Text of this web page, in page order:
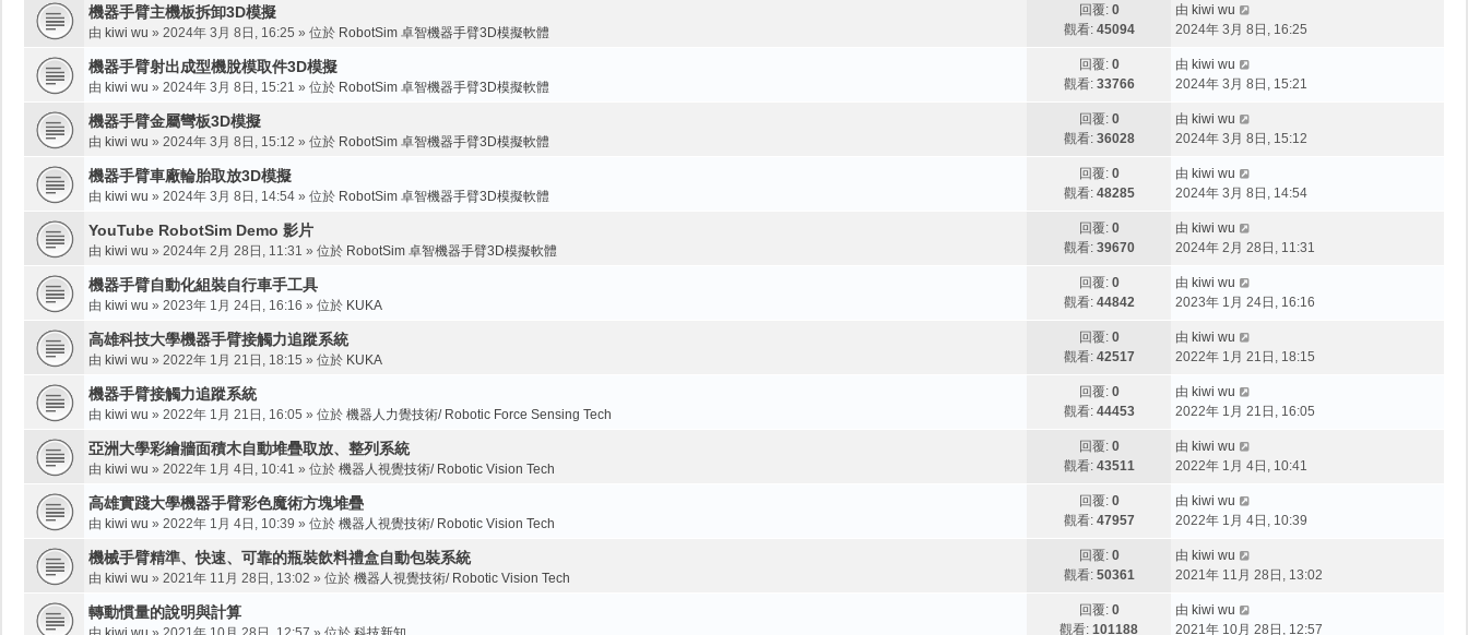
機器手臂主機板拆卸3D模擬
由 kiwi wu » 2024年 3月 8日, 16:25 » 位於 RobotSim 卓智機器手臂3D模擬軟體
回覆: 0
觀看: 45094
由 kiwi wu
2024年 3月 8日, 16:25
機器手臂射出成型機脫模取件3D模擬
由 kiwi wu » 2024年 3月 8日, 15:21 » 位於 RobotSim 卓智機器手臂3D模擬軟體
回覆: 0
觀看: 33766
由 kiwi wu
2024年 3月 8日, 15:21
機器手臂金屬彎板3D模擬
由 kiwi wu » 2024年 3月 8日, 15:12 » 位於 RobotSim 卓智機器手臂3D模擬軟體
回覆: 0
觀看: 36028
由 kiwi wu
2024年 3月 8日, 15:12
機器手臂車廠輪胎取放3D模擬
由 kiwi wu » 2024年 3月 8日, 14:54 » 位於 RobotSim 卓智機器手臂3D模擬軟體
回覆: 0
觀看: 48285
由 kiwi wu
2024年 3月 8日, 14:54
YouTube RobotSim Demo 影片
由 kiwi wu » 2024年 2月 28日, 11:31 » 位於 RobotSim 卓智機器手臂3D模擬軟體
回覆: 0
觀看: 39670
由 kiwi wu
2024年 2月 28日, 11:31
機器手臂自動化組裝自行車手工具
由 kiwi wu » 2023年 1月 24日, 16:16 » 位於 KUKA
回覆: 0
觀看: 44842
由 kiwi wu
2023年 1月 24日, 16:16
高雄科技大學機器手臂接觸力追蹤系統
由 kiwi wu » 2022年 1月 21日, 18:15 » 位於 KUKA
回覆: 0
觀看: 42517
由 kiwi wu
2022年 1月 21日, 18:15
機器手臂接觸力追蹤系統
由 kiwi wu » 2022年 1月 21日, 16:05 » 位於 機器人力覺技術/ Robotic Force Sensing Tech
回覆: 0
觀看: 44453
由 kiwi wu
2022年 1月 21日, 16:05
亞洲大學彩繪牆面積木自動堆疊取放、整列系統
由 kiwi wu » 2022年 1月 4日, 10:41 » 位於 機器人視覺技術/ Robotic Vision Tech
回覆: 0
觀看: 43511
由 kiwi wu
2022年 1月 4日, 10:41
高雄實踐大學機器手臂彩色魔術方塊堆疊
由 kiwi wu » 2022年 1月 4日, 10:39 » 位於 機器人視覺技術/ Robotic Vision Tech
回覆: 0
觀看: 47957
由 kiwi wu
2022年 1月 4日, 10:39
機械手臂精準、快速、可靠的瓶裝飲料禮盒自動包裝系統
由 kiwi wu » 2021年 11月 28日, 13:02 » 位於 機器人視覺技術/ Robotic Vision Tech
回覆: 0
觀看: 50361
由 kiwi wu
2021年 11月 28日, 13:02
轉動慣量的說明與計算 回覆: 0
觀看: 101188
由 kiwi wu
2021年 10月 28日, 12:57